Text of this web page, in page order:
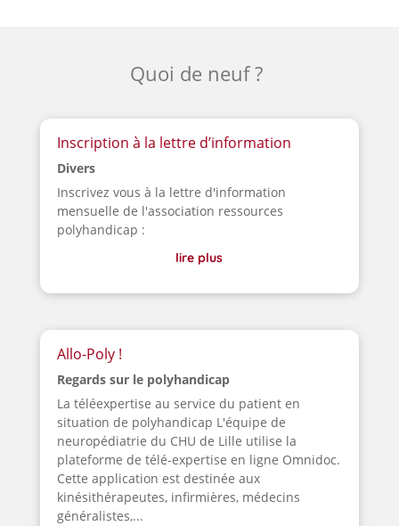
Quoi de neuf ?
Inscription à la lettre d’information
Divers
Inscrivez vous à la lettre d'information
mensuelle de l'association ressources
polyhandicap :
lire plus
Allo-Poly !
Regards sur le polyhandicap
La téléexpertise au service du patient en
situation de polyhandicap L'équipe de
neuropédiatrie du CHU de Lille utilise la
plateforme de télé-expertise en ligne Omnidoc.
Cette application est destinée aux
kinésithérapeutes, infirmières, médecins
généralistes,...